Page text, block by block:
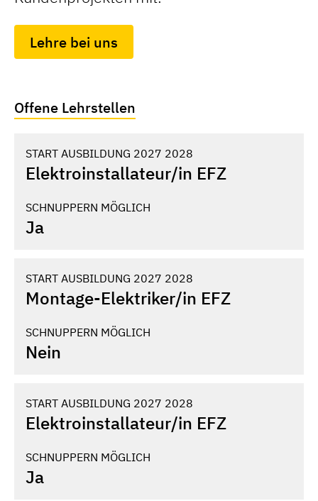
Lehre bei uns
Offene Lehrstellen
START AUSBILDUNG 2027 2028
Elektroinstallateur/­in EFZ
SCHNUPPERN MÖGLICH
Ja
START AUSBILDUNG 2027 2028
Montage-Elektriker/­in EFZ
SCHNUPPERN MÖGLICH
Nein
START AUSBILDUNG 2027 2028
Elektroinstallateur/­in EFZ
SCHNUPPERN MÖGLICH
Ja